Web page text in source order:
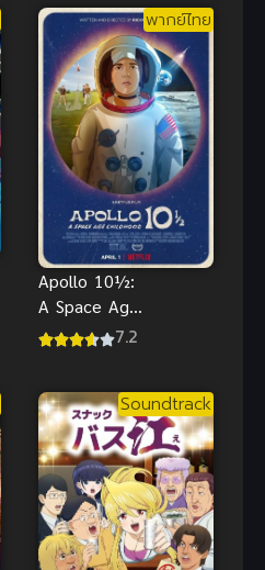
Courage ซับ
ไทยฟรี
พากย์ไทย
Apollo 10½:
A Space Age
Childhood วัย
7.2
Soundtrack